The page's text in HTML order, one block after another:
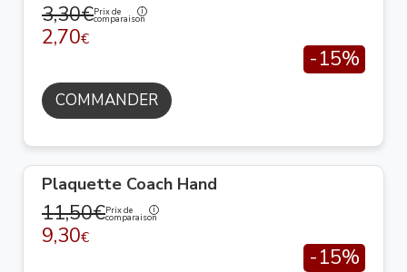
3,30€Prix de
comparaison
2,70€
-15%
COMMANDER
Plaquette Coach Hand
11,50€Prix de
comparaison
9,30€
-15%